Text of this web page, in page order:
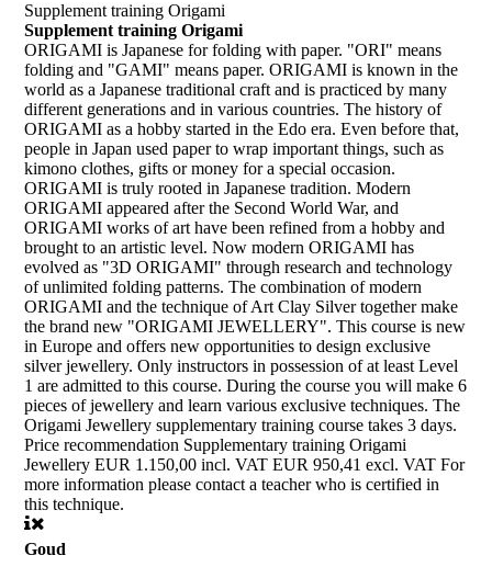
Supplement training Origami
Supplement training Origami
ORIGAMI is Japanese for folding with paper. "ORI" means
folding and "GAMI" means paper. ORIGAMI is known in the
world as a Japanese traditional craft and is practiced by many
different generations and in various countries. The history of
ORIGAMI as a hobby started in the Edo era. Even before that,
people in Japan used paper to wrap important things, such as
kimono clothes, gifts or money for a special occasion.
ORIGAMI is truly rooted in Japanese tradition. Modern
ORIGAMI appeared after the Second World War, and
ORIGAMI works of art have been refined from a hobby and
brought to an artistic level. Now modern ORIGAMI has
evolved as "3D ORIGAMI" through research and technology
of unlimited folding patterns. The combination of modern
ORIGAMI and the technique of Art Clay Silver together make
the brand new "ORIGAMI JEWELLERY". This course is new
in Europe and offers new opportunities to design exclusive
silver jewellery. Only instructors in possession of at least Level
1 are admitted to this course. During the course you will make 6
pieces of jewellery and learn various exclusive techniques. The
Origami Jewellery supplementary training course takes 3 days.
Price recommendation Supplementary training Origami
Jewellery EUR 1.150,00 incl. VAT EUR 950,41 excl. VAT For
more information please contact a teacher who is certified in
this technique.
Goud